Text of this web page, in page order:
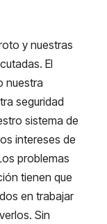
y nuestras
El
nuestra
seguridad
sistema de
intereses de
problemas
tienen que
en trabajar
Sin